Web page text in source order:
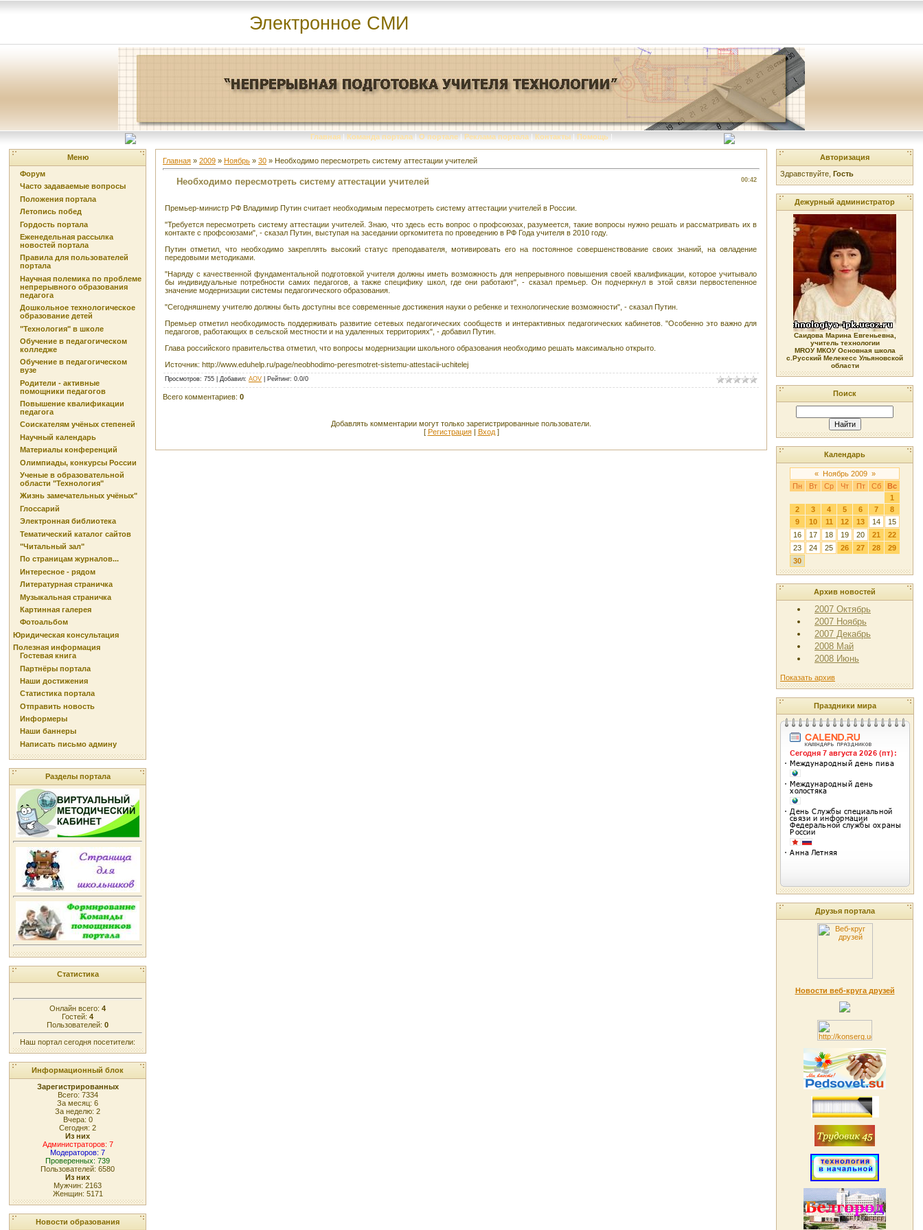
Электронное СМИ
Главная | Команда портала | О портале | Реклама портала | Контакты | Помощь |
Меню
Форум
Часто задаваемые вопросы
Положения портала
Летопись побед
Гордость портала
Еженедельная рассылка
новостей портала
Правила для пользователей
портала
Научная полемика по проблеме
непрерывного образования
педагога
Дошкольное технологическое
образование детей
"Технология" в школе
Обучение в педагогическом
колледже
Обучение в педагогическом
вузе
Родители - активные
помощники педагогов
Повышение квалификации
педагога
Соискателям учёных степеней
Научный календарь
Материалы конференций
Олимпиады, конкурсы России
Ученые в образовательной
области "Технология"
Жизнь замечательных учёных"
Глоссарий
Электронная библиотека
Тематический каталог сайтов
"Читальный зал"
По страницам журналов...
Интересное - рядом
Литературная страничка
Музыкальная страничка
Картинная галерея
Фотоальбом
Юридическая консультация
Полезная информация
Гостевая книга
Партнёры портала
Наши достижения
Статистика портала
Отправить новость
Информеры
Наши баннеры
Написать письмо админу
Разделы портала
Статистика
Онлайн всего: 4
Гостей: 4
Пользователей: 0
Наш портал сегодня посетители:
Информационный блок
Зарегистрированных
Всего: 7334
За месяц: 6
За неделю: 2
Вчера: 0
Сегодня: 2
Из них
Администраторов: 7
Модераторов: 7
Проверенных: 739
Пользователей: 6580
Из них
Мужчин: 2163
Женщин: 5171
Новости образования
Главная » 2009 » Ноябрь » 30 » Необходимо пересмотреть систему аттестации учителей
00:42
Необходимо пересмотреть систему аттестации учителей
Премьер-министр РФ Владимир Путин считает необходимым пересмотреть систему аттестации учителей в России.
"Требуется пересмотреть систему аттестации учителей. Знаю, что здесь есть вопрос о профсоюзах, разумеется, такие вопросы нужно решать и рассматривать их в
контакте с профсоюзами", - сказал Путин, выступая на заседании оргкомитета по проведению в РФ Года учителя в 2010 году.
Путин отметил, что необходимо закреплять высокий статус преподавателя, мотивировать его на постоянное совершенствование своих знаний, на овладение
передовыми методиками.
"Наряду с качественной фундаментальной подготовкой учителя должны иметь возможность для непрерывного повышения своей квалификации, которое учитывало
бы индивидуальные потребности самих педагогов, а также специфику школ, где они работают", - сказал премьер. Он подчеркнул в этой связи первостепенное
значение модернизации системы педагогического образования.
"Сегодняшнему учителю должны быть доступны все современные достижения науки о ребенке и технологические возможности", - сказал Путин.
Премьер отметил необходимость поддерживать развитие сетевых педагогических сообществ и интерактивных педагогических кабинетов. "Особенно это важно для
педагогов, работающих в сельской местности и на удаленных территориях", - добавил Путин.
Глава российского правительства отметил, что вопросы модернизации школьного образования необходимо решать максимально открыто.
Источник: http://www.eduhelp.ru/page/neobhodimo-peresmotret-sistemu-attestacii-uchitelej
Просмотров: 755 | Добавил: AOV Рейтинг: 0.0/0
Всего комментариев: 0
Добавлять комментарии могут только зарегистрированные пользователи.
[ Регистрация| Вход]
Авторизация
Здравствуйте, Гость
Дежурный администратор
Саидова Марина Евгеньевна,
учитель технологии
МRОУ МКОУ Основная школа
с.Русский Мелекесс Ульяновской
области
Поиск
Календарь
« Ноябрь 2009 »
Пн
Вт Ср Чт Пт Сб
Вс
1
2
3 4 5 6 7
8
9
10 11 12 13 14
15
16
17 18 19 20 21
22
23
24 25 26 27 28
29
30
Архив новостей
2007 Октябрь
2007 Ноябрь
2007 Декабрь
2008 Май
2008 Июнь
Показать архив
Праздники мира
Друзья портала
Новости веб-круга друзей